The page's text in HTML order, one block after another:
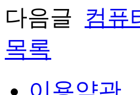
다음글 컴퓨
목록